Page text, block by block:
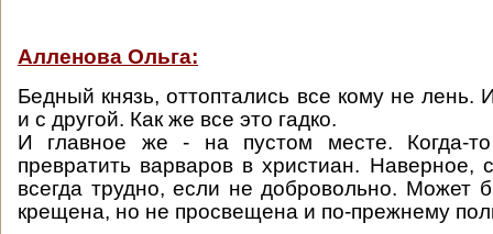
Алленова Ольга:
Бедный князь, оттоптались все кому не лень.
и с другой. Как же все это гадко.
И главное же - на пустом месте. Когда-то
превратить варваров в христиан. Наверное,
всегда трудно, если не добровольно. Может
крещена, но не просвещена и по-прежнему